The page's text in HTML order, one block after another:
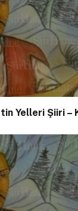
Yelleri Şiiri –